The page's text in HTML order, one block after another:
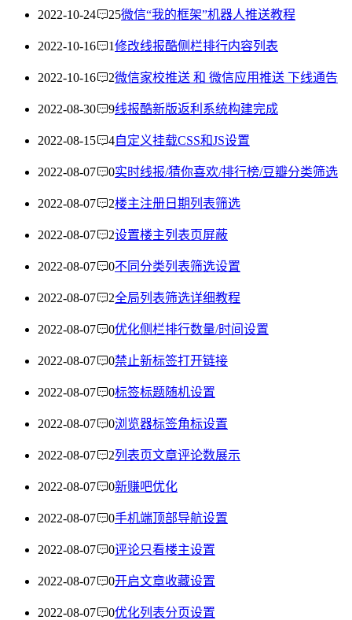
2022-10-24 25微信“我的框架”机器人推送教程
2022-10-16 1修改线报酷侧栏排行内容列表
2022-10-16 2微信家校推送 和 微信应用推送 下线通告
2022-08-30 9线报酷新版返利系统构建完成
2022-08-15 4自定义挂载CSS和JS设置
2022-08-07 0实时线报/猜你喜欢/排行榜/豆瓣分类筛选
2022-08-07 2楼主注册日期列表筛选
2022-08-07 2设置楼主列表页屏蔽
2022-08-07 0不同分类列表筛选设置
2022-08-07 2全局列表筛选详细教程
2022-08-07 0优化侧栏排行数量/时间设置
2022-08-07 0禁止新标签打开链接
2022-08-07 0标签标题随机设置
2022-08-07 0浏览器标签角标设置
2022-08-07 2列表页文章评论数展示
2022-08-07 0新赚吧优化
2022-08-07 0手机端顶部导航设置
2022-08-07 0评论只看楼主设置
2022-08-07 0开启文章收藏设置
2022-08-07 0优化列表分页设置